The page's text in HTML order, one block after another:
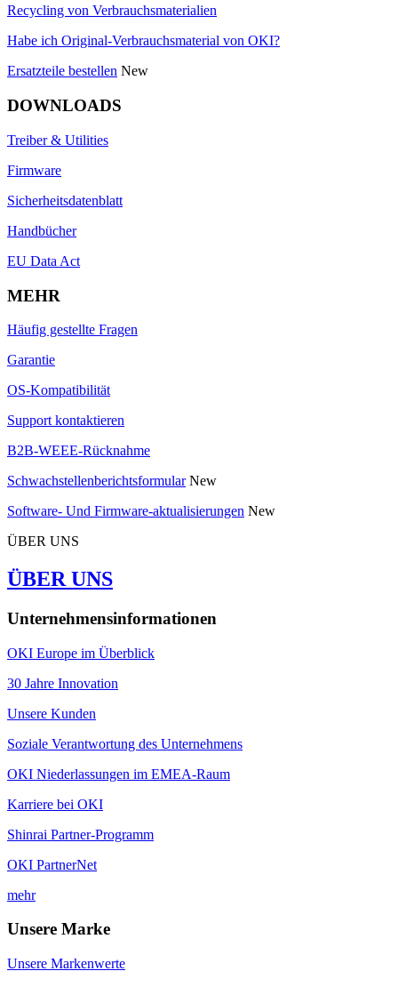
Recycling von Verbrauchsmaterialien
Habe ich Original-Verbrauchsmaterial von OKI?
Ersatzteile bestellen New
DOWNLOADS
Treiber & Utilities
Firmware
Sicherheitsdatenblatt
Handbücher
EU Data Act
MEHR
Häufig gestellte Fragen
Garantie
OS-Kompatibilität
Support kontaktieren
B2B-WEEE-Rücknahme
Schwachstellenberichtsformular New
Software- Und Firmware-aktualisierungen New
ÜBER UNS
ÜBER UNS
Unternehmensinformationen
OKI Europe im Überblick
30 Jahre Innovation
Unsere Kunden
Soziale Verantwortung des Unternehmens
OKI Niederlassungen im EMEA-Raum
Karriere bei OKI
Shinrai Partner-Programm
OKI PartnerNet
mehr
Unsere Marke
Unsere Markenwerte